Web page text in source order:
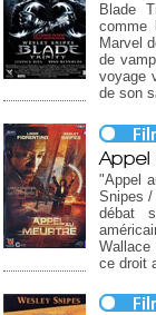
Blade
comme
Marvel
de
voyage
de son
"Appel
Snipes
débat
Wallace
ce droit